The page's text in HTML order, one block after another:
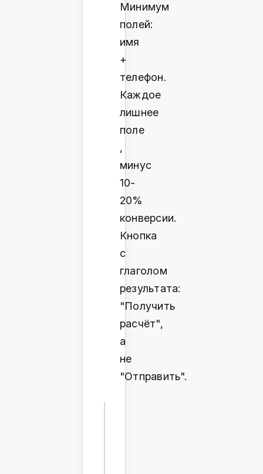
Минимум
полей:
имя
+
телефон.
Каждое
лишнее
поле
,
минус
10-
20%
конверсии.
Кнопка
с
глаголом
результата:
"Получить
расчёт",
а
не
"Отправить".